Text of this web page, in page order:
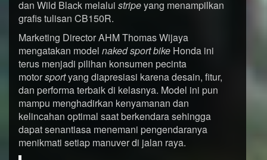
dan Wild Black melalui stripeyang menampilkan
grafis tulisan CB150R.
Marketing Director AHM Thomas Wijaya
mengatakan model naked sport bike Honda ini
terus menjadi pilihan konsumen pecinta
motorsportyang diapresiasi karena desain, fitur,
dan performa terbaik di kelasnya. Model ini pun
mampu menghadirkan kenyamanan dan
kelincahan optimal saat berkendara sehingga
dapat senantiasa menemani pengendaranya
menikmati setiap manuver di jalan raya.